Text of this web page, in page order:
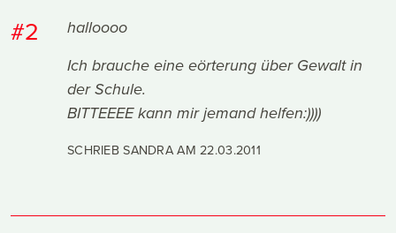
#2
halloooo
Ich brauche eine eörterung über Gewalt in
der Schule.
BITTEEEE kann mir jemand helfen:))))
SCHRIEB SANDRA AM22.03.2011